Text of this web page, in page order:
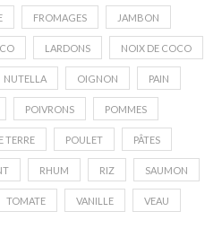
FROMAGES JAMBON
LARDONS NOIX DE COCO
NUTELLA OIGNON PAIN
POIVRONS POMMES
TERRE POULET PÂTES
RHUM RIZ SAUMON
TOMATE VANILLE VEAU